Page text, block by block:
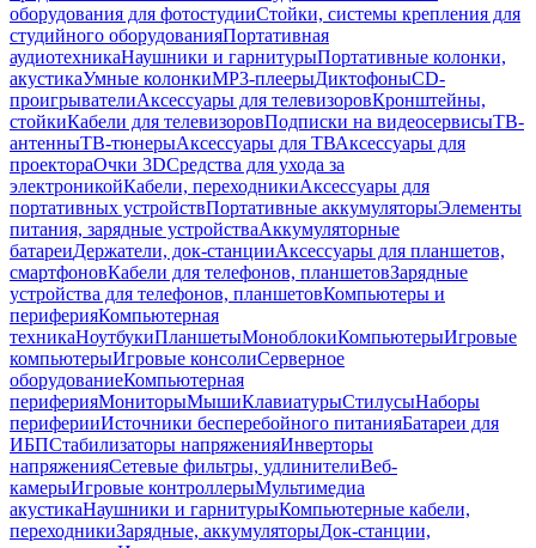
оборудования для фотостудииСтойки, системы крепления для
студийного оборудованияПортативная
аудиотехникаНаушники и гарнитурыПортативные колонки,
акустикаУмные колонкиMP3-плеерыДиктофоныCD-
проигрывателиАксессуары для телевизоровКронштейны,
стойкиКабели для телевизоровПодписки на видеосервисыТВ-
антенныТВ-тюнерыАксессуары для ТВАксессуары для
проектораОчки 3DСредства для ухода за
электроникойКабели, переходникиАксессуары для
портативных устройствПортативные аккумуляторыЭлементы
питания, зарядные устройстваАккумуляторные
батареиДержатели, док-станцииАксессуары для планшетов,
смартфоновКабели для телефонов, планшетовЗарядные
устройства для телефонов, планшетовКомпьютеры и
периферияКомпьютерная
техникаНоутбукиПланшетыМоноблокиКомпьютерыИгровые
компьютерыИгровые консолиСерверное
оборудованиеКомпьютерная
периферияМониторыМышиКлавиатурыСтилусыНаборы
периферииИсточники бесперебойного питанияБатареи для
ИБПСтабилизаторы напряженияИнверторы
напряженияСетевые фильтры, удлинителиВеб-
камерыИгровые контроллерыМультимедиа
акустикаНаушники и гарнитурыКомпьютерные кабели,
переходникиЗарядные, аккумуляторыДок-станции,